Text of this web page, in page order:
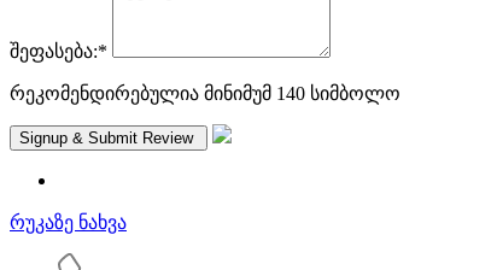
შეფასება:*
რეკომენდირებულია მინიმუმ 140 სიმბოლო
რუკაზე ნახვა